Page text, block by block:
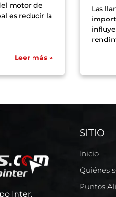
motor de
es reducir la
Leer más »
Las
Inter.
SITIO
Inicio
Quiénes
Puntos